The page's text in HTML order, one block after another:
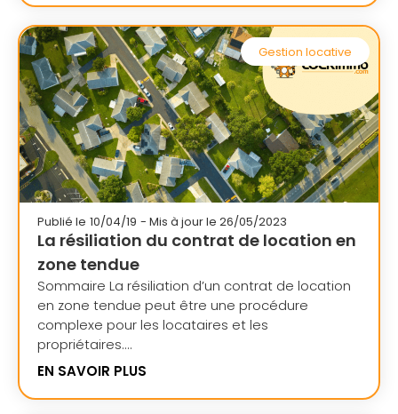
Gestion locative
Publié le 10/04/19 - Mis à jour le 26/05/2023
La résiliation du contrat de location en
zone tendue
Sommaire La résiliation d’un contrat de location
en zone tendue peut être une procédure
complexe pour les locataires et les
propriétaires....
EN SAVOIR PLUS